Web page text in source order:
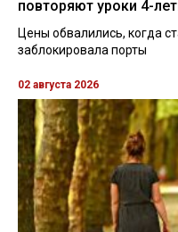
повторяют уроки 4-
Цены обвалились, когда
заблокировала порты
02 августа 2026